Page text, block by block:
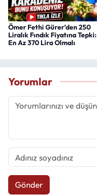
Ömer Fethi Gürer’den 250
Liralık Fındık Fiyatına Tepki:
En Az 370 Lira Olmalı
Yorumlar
Gönder